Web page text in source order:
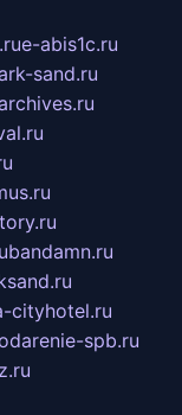
e-abis1c.ru
sand.ru
bandamn.ru
cityhotel.ru
spb.ru